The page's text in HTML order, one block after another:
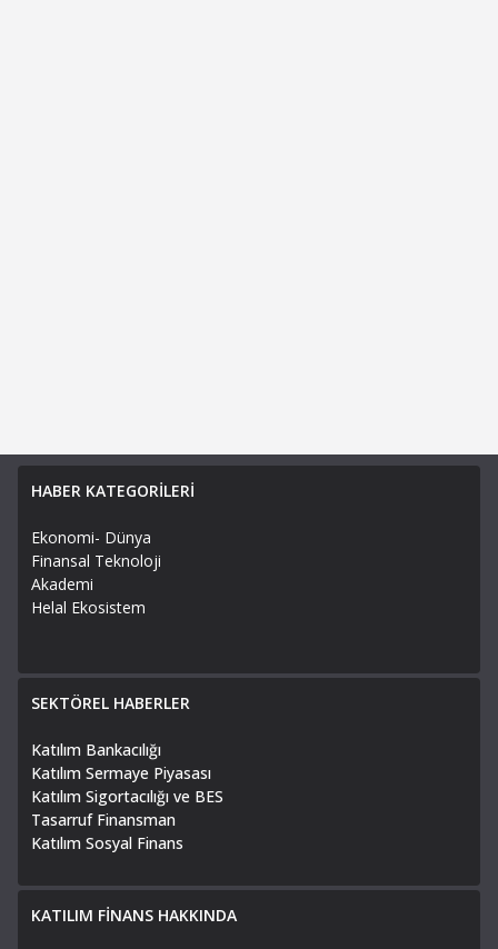
HABER KATEGORİLERİ
Ekonomi- Dünya
Finansal Teknoloji
Akademi
Helal Ekosistem
SEKTÖREL HABERLER
Katılım Bankacılığı
Katılım Sermaye Piyasası
Katılım Sigortacılığı ve BES
Tasarruf Finansman
Katılım Sosyal Finans
KATILIM FİNANS HAKKINDA